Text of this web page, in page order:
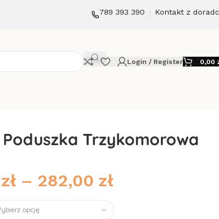
789 393 390 Kontakt z
Login / Register 0,00
Poduszka Trzykomorowa
zł – 282,00 zł